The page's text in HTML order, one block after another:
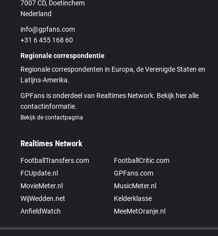
7007 CD, Doetinchem
Nederland
info@gpfans.com
+31 6 455 168 60
Regionale correspondentie
Regionale correspondenten in Europa, de Verenigde Staten en
Latijns-Amerika.
GPFans is onderdeel van Realtimes Network. Bekijk hier alle
contactinformatie.
Bekijk de contactpagina
Realtimes Network
FootballTransfers.com
FootballCritic.com
FCUpdate.nl
GPFans.com
MovieMeter.nl
MusicMeter.nl
WijWedden.net
Kelderklasse
AnfieldWatch
MeeMetOranje.nl